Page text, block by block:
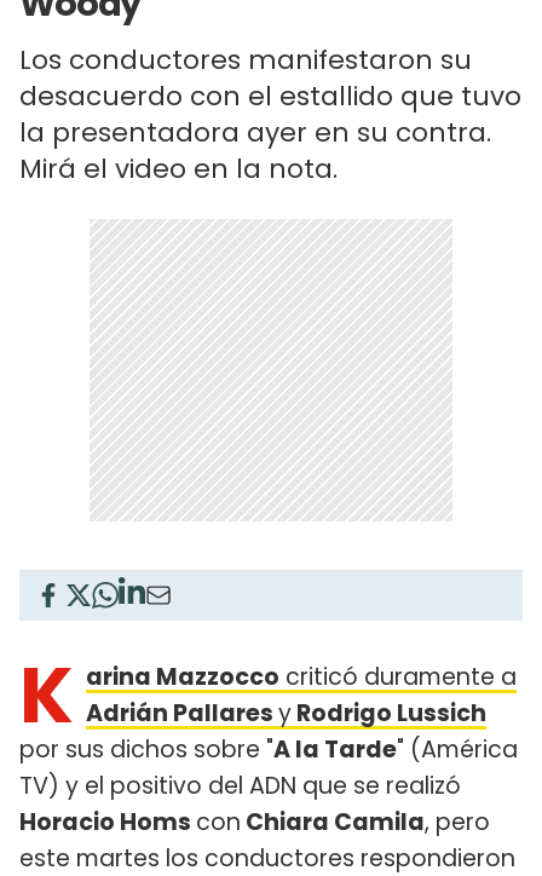
Los conductores manifestaron su
desacuerdo con el estallido que tuvo
la presentadora ayer en su contra.
Mirá el video en la nota.
K arina Mazzocco criticó duramente a
Adrián PallaresyRodrigo Lussich
por sus dichos sobre "A la Tarde" (América
TV) y el positivo del ADN que se realizó
Horacio Homs con Chiara Camila, pero
este martes los conductores respondieron